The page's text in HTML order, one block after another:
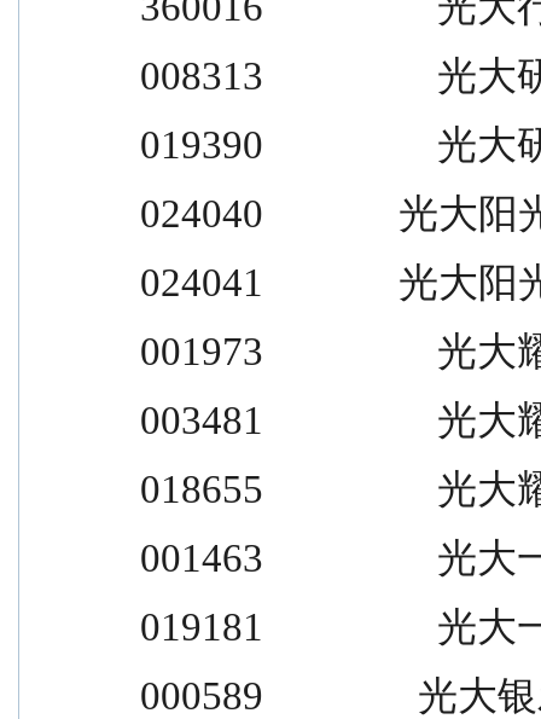
008313                  光大
019390                  光大
024040              光大阳
024041              光大阳
001973                  光大
003481                  光大
018655                  光大
001463                  光大
019181                  光大
000589                光大